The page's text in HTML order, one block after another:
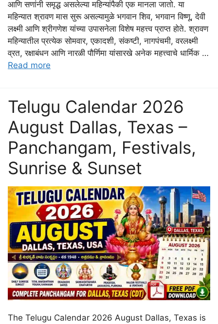
आणि सणांनी समृद्ध असलेल्या महिन्यांपैकी एक मानला जातो. या
महिन्यात श्रावण मास सुरू असल्यामुळे भगवान शिव, भगवान विष्णू, देवी
लक्ष्मी आणि श्रीगणेश यांच्या उपासनेला विशेष महत्त्व प्राप्त होते. श्रावण
महिन्यातील प्रत्येक सोमवार, एकादशी, संकष्टी, नागपंचमी, वरलक्ष्मी
व्रत, रक्षाबंधन आणि नारळी पौर्णिमा यांसारखे अनेक महत्त्वाचे धार्मिक …
Read more
Telugu Calendar 2026
August Dallas, Texas –
Panchangam, Festivals,
Sunrise & Sunset
The Telugu Calendar 2026 August Dallas, Texas is